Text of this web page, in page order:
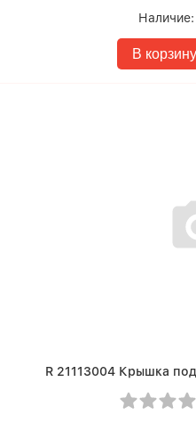
Наличие:
В корзину
R 21113004 Крышка